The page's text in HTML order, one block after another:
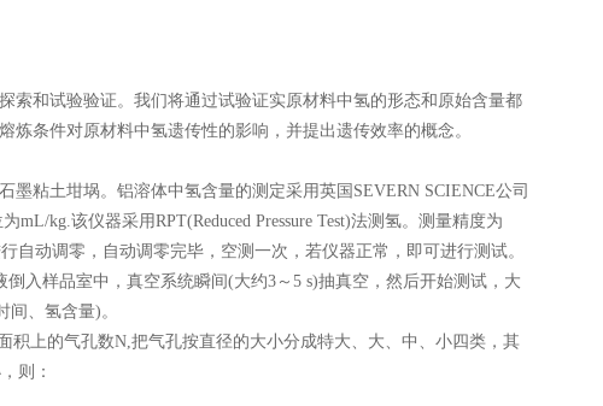
和试验验证。我们将通过试验证实原材料中氢的形态和原始含量都
条件对原材料中氢遗传性的影响，并提出遗传效率的概念。
粘土坩埚。铝溶体中氢含量的测定采用英国SEVERN SCIENCE公司
kg.该仪器采用RPT(Reduced Pressure Test)法测氢。测量精度为
自动调零，自动调零完毕，空测一次，若仪器正常，即可进行测试。
入样品室中，真空系统瞬间(大约3～5 s)抽真空，然后开始测试，大
、氢含量)。
上的气孔数N,把气孔按直径的大小分成特大、大、中、小四类，其
则：